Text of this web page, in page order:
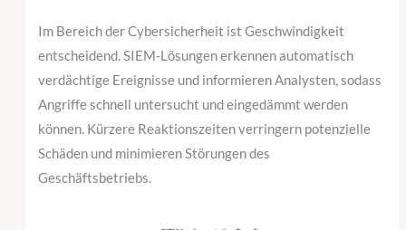
Im Bereich der Cybersicherheit ist Geschwindigkeit
entscheidend. SIEM-Lösungen erkennen automatisch
verdächtige Ereignisse und informieren Analysten, sodass
Angriffe schnell untersucht und eingedämmt werden
können. Kürzere Reaktionszeiten verringern potenzielle
Schäden und minimieren Störungen des
Geschäftsbetriebs.